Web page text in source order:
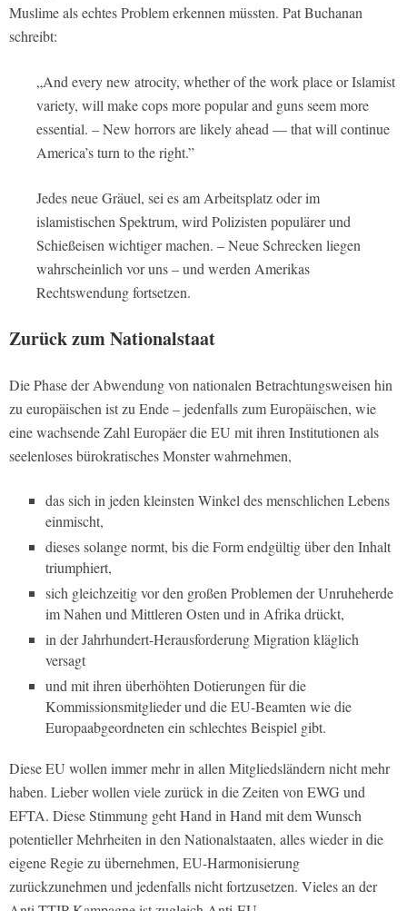
Muslime als echtes Problem erkennen müssten. Pat Buchanan
schreibt:
„And every new atrocity, whether of the work place or Islamist
variety, will make cops more popular and guns seem more
essential. – New horrors are likely ahead — that will continue
America’s turn to the right.”
Jedes neue Gräuel, sei es am Arbeitsplatz oder im
islamistischen Spektrum, wird Polizisten populärer und
Schießeisen wichtiger machen. – Neue Schrecken liegen
wahrscheinlich vor uns – und werden Amerikas
Rechtswendung fortsetzen.
Zurück zum Nationalstaat
Die Phase der Abwendung von nationalen Betrachtungsweisen hin
zu europäischen ist zu Ende – jedenfalls zum Europäischen, wie
eine wachsende Zahl Europäer die EU mit ihren Institutionen als
seelenloses bürokratisches Monster wahrnehmen,
das sich in jeden kleinsten Winkel des menschlichen Lebens
einmischt,
dieses solange normt, bis die Form endgültig über den Inhalt
triumphiert,
sich gleichzeitig vor den großen Problemen der Unruheherde
im Nahen und Mittleren Osten und in Afrika drückt,
in der Jahrhundert-Herausforderung Migration kläglich
versagt
und mit ihren überhöhten Dotierungen für die
Kommissionsmitglieder und die EU-Beamten wie die
Europaabgeordneten ein schlechtes Beispiel gibt.
Diese EU wollen immer mehr in allen Mitgliedsländern nicht mehr
haben. Lieber wollen viele zurück in die Zeiten von EWG und
EFTA. Diese Stimmung geht Hand in Hand mit dem Wunsch
potentieller Mehrheiten in den Nationalstaaten, alles wieder in die
eigene Regie zu übernehmen, EU-Harmonisierung
zurückzunehmen und jedenfalls nicht fortzusetzen. Vieles an der